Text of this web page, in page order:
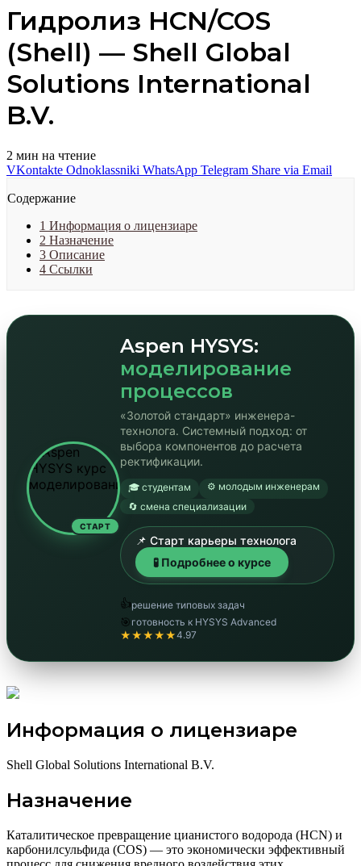
Гидролиз HCN/COS
(Shell) — Shell Global
Solutions International
B.V.
2 мин на чтение
VKontakte Odnoklassniki WhatsApp Telegram Share via Email
Содержание
1 Информация о лицензиаре
2 Назначение
3 Описание
4 Ссылки
СТАРТ
Aspen HYSYS:
моделирование
процессов
«Золотой стандарт» инженера-
технолога. Системный подход: от
выбора компонентов до расчета
ректификации.
🎓 студентам
⚙️ молодым инженерам
🔄 смена специализации
📌 Старт карьеры технолога
🧪 Подробнее о курсе
👍решение типовых задач
🎯 готовность к HYSYS Advanced
★★★★★4.97
Информация о лицензиаре
Shell Global Solutions International B.V.
Назначение
Каталитическое превращение цианистого водорода (HCN) и
карбонилсульфида (COS) — это экономически эффективный